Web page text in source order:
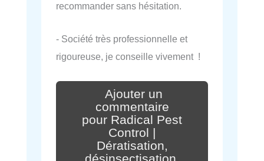
recommander sans hésitation.
- Société très professionnelle et
rigoureuse, je conseille vivement !
Ajouter un
commentaire
pour Radical Pest
Control |
Dératisation,